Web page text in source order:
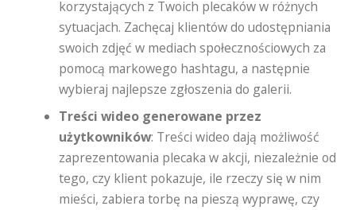
korzystających z Twoich plecaków w różnych
sytuacjach. Zachęcaj klientów do udostępniania
swoich zdjęć w mediach społecznościowych za
pomocą markowego hashtagu, a następnie
wybieraj najlepsze zgłoszenia do galerii.
Treści wideo generowane przez
użytkowników: Treści wideo dają możliwość
zaprezentowania plecaka w akcji, niezależnie od
tego, czy klient pokazuje, ile rzeczy się w nim
mieści, zabiera torbę na pieszą wyprawę, czy